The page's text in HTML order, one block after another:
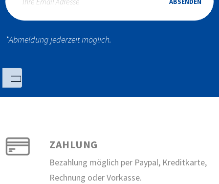
*Abmeldung jederzeit möglich.
ZAHLUNG
Bezahlung möglich per Paypal, Kreditkarte,
Rechnung oder Vorkasse.